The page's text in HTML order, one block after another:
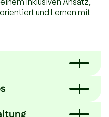
inklusiven Ansatz,
und Lernen mit
konkrete Projekte,
Schullebens
bewirtschaften einen